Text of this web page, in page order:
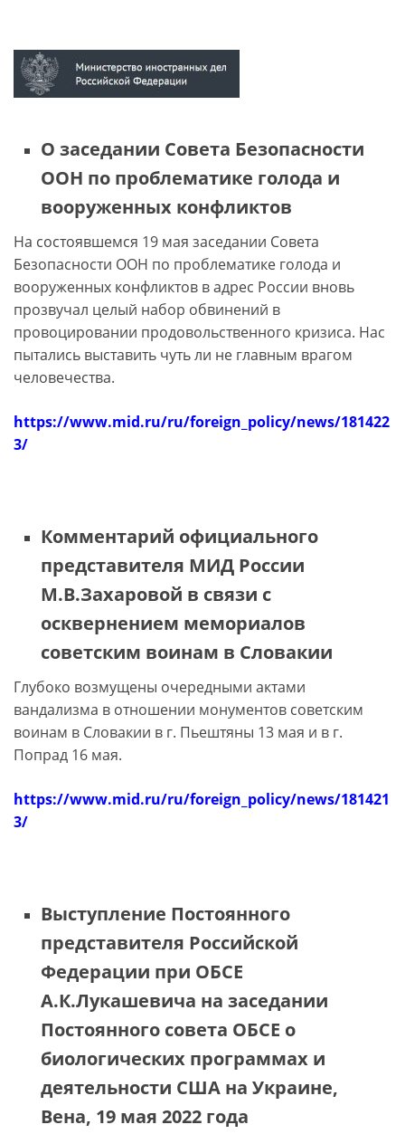
О заседании Совета Безопасности
ООН по проблематике голода и
вооруженных конфликтов
На состоявшемся 19 мая заседании Совета
Безопасности ООН по проблематике голода и
вооруженных конфликтов в адрес России вновь
прозвучал целый набор обвинений в
провоцировании продовольственного кризиса. Нас
пытались выставить чуть ли не главным врагом
человечества.
https://www.mid.ru/ru/foreign_policy/news/181422
3/
Комментарий официального
представителя МИД России
М.В.Захаровой в связи с
осквернением мемориалов
советским воинам в Словакии
Глубоко возмущены очередными актами
вандализма в отношении монументов советским
воинам в Словакии в г. Пьештяны 13 мая и в г.
Попрад 16 мая.
https://www.mid.ru/ru/foreign_policy/news/181421
3/
Выступление Постоянного
представителя Российской
Федерации при ОБСЕ
А.К.Лукашевича на заседании
Постоянного совета ОБСЕ о
биологических программах и
деятельности США на Украине,
Вена, 19 мая 2022 года